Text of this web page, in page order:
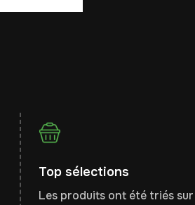
Top sélections
Les produits ont été triés sur